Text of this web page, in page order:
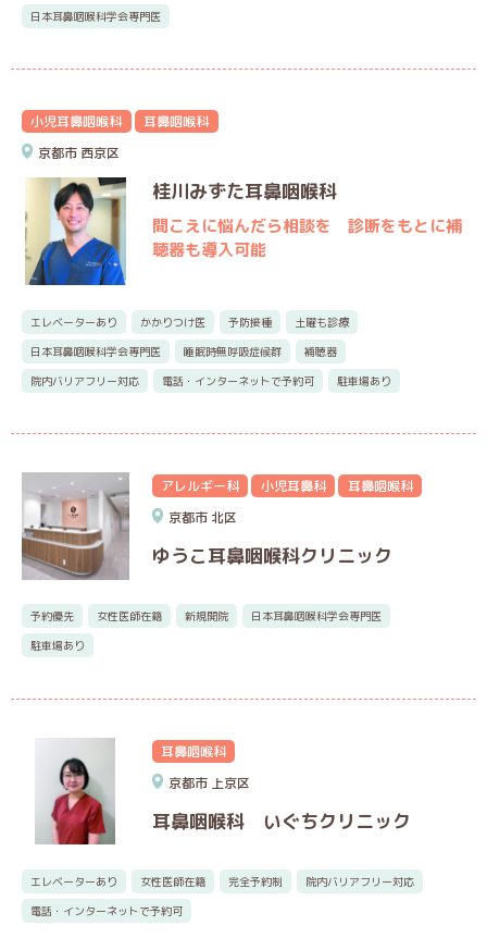
日本耳鼻咽喉科学会専門医
小児耳鼻咽喉科
耳鼻咽喉科
京都市 西京区
桂川みずた耳鼻咽喉科
聞こえに悩んだら相談を 診断をもとに補
聴器も導入可能
エレベーターあり かかりつけ医 予防接種
土曜も診療
日本耳鼻咽喉科学会専門医
睡眠時無呼吸症候群
補聴器
院内バリアフリー対応
電話・インターネットで予約可 駐車場あり
アレルギー科 小児耳鼻科
耳鼻咽喉科
京都市 北区
ゆうこ耳鼻咽喉科クリニック
予約優先 女性医師在籍 新規開院
日本耳鼻咽喉科学会専門医
駐車場あり
耳鼻咽喉科
京都市 上京区
耳鼻咽喉科 いぐちクリニック
エレベーターあり 女性医師在籍 完全予約制
院内バリアフリー対応
電話・インターネットで予約可